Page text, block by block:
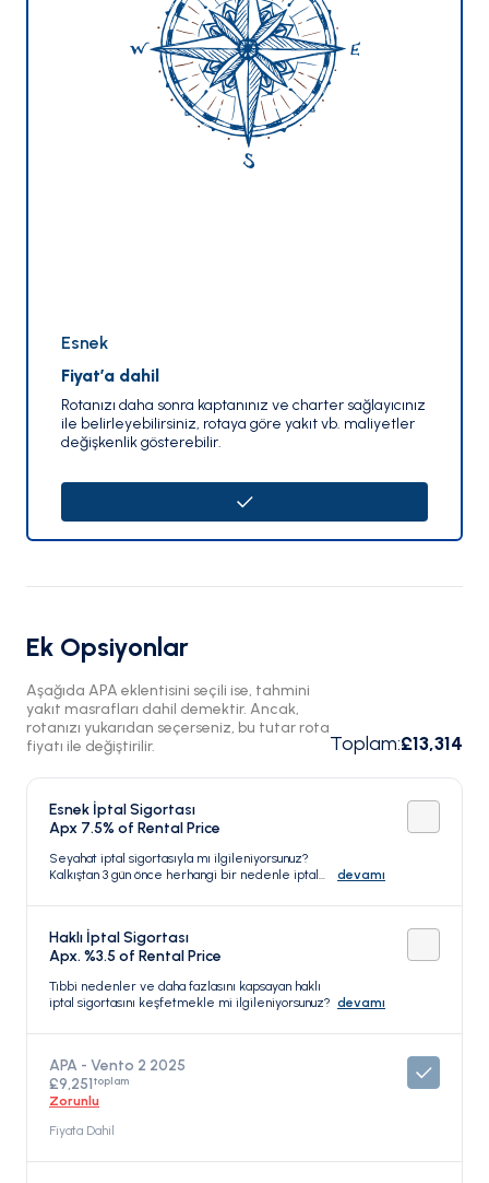
Esnek
Fiyat’a dahil
Rotanızı daha sonra kaptanınız ve charter sağlayıcınız
ile belirleyebilirsiniz, rotaya göre yakıt vb. maliyetler
değişkenlik gösterebilir.
Ek Opsiyonlar
Aşağıda APA eklentisini seçili ise, tahmini
yakıt masrafları dahil demektir. Ancak,
rotanızı yukarıdan seçerseniz, bu tutar rota
fiyatı ile değiştirilir.
Toplam:£13,314
Esnek İptal Sigortası
Apx 7.5% of Rental Price
Seyahat iptal sigortasıyla mı ilgileniyorsunuz?
Kalkıştan 3 gün önce herhangi bir nedenle iptal
devamı
Haklı İptal Sigortası
Apx. %3.5 of Rental Price
Tıbbi nedenler ve daha fazlasını kapsayan haklı
iptal sigortasını keşfetmekle mi ilgileniyorsunuz? devamı
APA - Vento 2 2025
£9,251toplam
Zorunlu
Fiyata Dahil